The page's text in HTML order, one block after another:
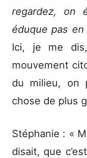
regardez, on
éduque pas
Ici, je me
mouvement
du milieu, on
chose de plus
Stéphanie : «
disait, que